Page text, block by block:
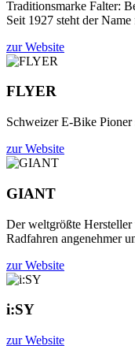
Traditionsmarke Falter:
Seit 1927 steht der
zur Website
FLYER
Schweizer E-Bike Pioner
zur Website
GIANT
Der weltgrößte
Radfahren angenehmer
zur Website
i:SY
zur Website